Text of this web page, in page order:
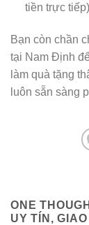
tiền trực tiếp)
Bạn còn chần
tại Nam Định
làm quà tặng
luôn sẵn sàng
ONE
UY TÍN,